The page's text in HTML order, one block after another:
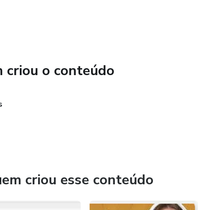
criou o conteúdo
criou esse conteúdo